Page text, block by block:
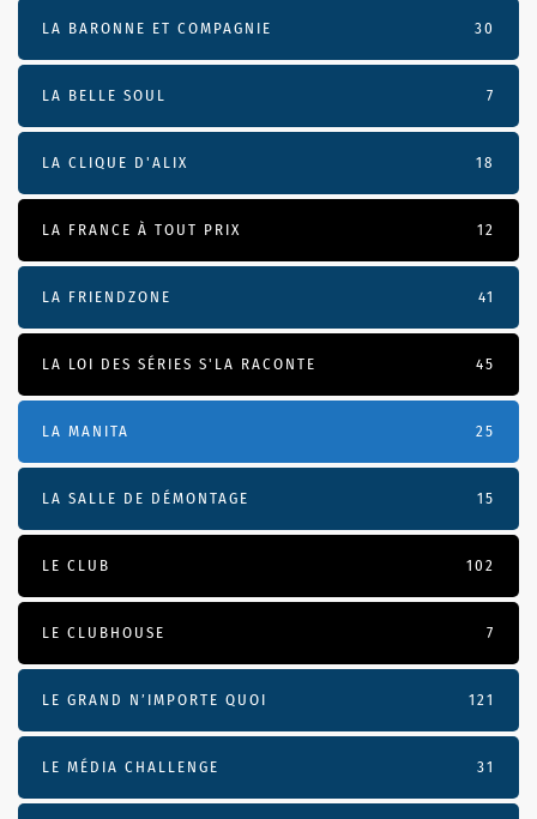
LA BARONNE ET COMPAGNIE 30
LA BELLE SOUL 7
LA CLIQUE D'ALIX 18
LA FRANCE À TOUT PRIX 12
LA FRIENDZONE 41
LA LOI DES SÉRIES S'LA RACONTE 45
LA MANITA 25
LA SALLE DE DÉMONTAGE 15
LE CLUB 102
LE CLUBHOUSE 7
LE GRAND N’IMPORTE QUOI 121
LE MÉDIA CHALLENGE 31